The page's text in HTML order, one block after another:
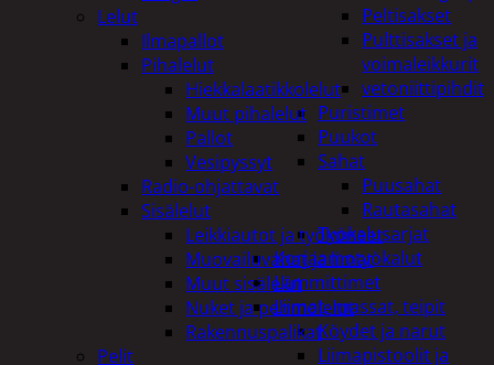
Peltisakset
Pulttisakset ja
voimaleikkurit
vetoniittipihdit
Puristimet
Puukot
Sahat
Puusahat
Rautasahat
Työkalusarjat
Korjaamotyökalut
Lämmittimet
Liimat, massat, teipit
Köydet ja narut
Liimapistoolit ja
Lelut
Ilmapallot
Pihalelut
Hiekkalaatikkolelut
Muut pihalelut
Pallot
Vesipyssyt
Radio-ohjattavat
Sisälelut
Leikkiautot ja työkoneet
Muovailuvahat ja limat
Muut sisälelut
Nuket ja pehmolelut
Rakennuspalikat
Pelit